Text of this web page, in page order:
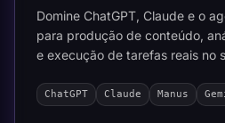
Domine ChatGPT, Claude e o
para produção de conteúdo,
e execução de tarefas reais no
ChatGPT Claude Manus